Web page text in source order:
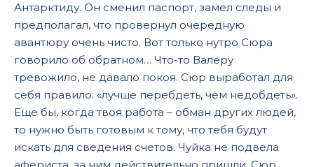
Антарктиду. Он сменил паспорт, замел следы и
предполагал, что провернул очередную
авантюру очень чисто. Вот только нутро Сюра
говорило об обратном… Что-то Валеру
тревожило, не давало покоя. Сюр выработал для
себя правило: «лучше перебдеть, чем недобдеть».
Еще бы, когда твоя работа – обман других людей,
то нужно быть готовым к тому, что тебя будут
искать для сведения счетов. Чуйка не подвела